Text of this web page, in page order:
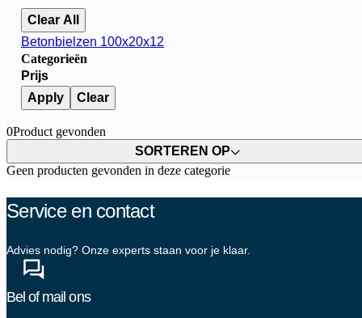
Clear All
Betonbielzen 100x20x12
Categorieën
Prijs
Apply
Clear
0Product gevonden
SORTEREN OP
Geen producten gevonden in deze categorie
Service en contact
Advies nodig? Onze experts staan voor je klaar.
Bel of mail ons